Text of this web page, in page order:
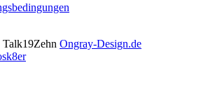
Ongray-Design.de